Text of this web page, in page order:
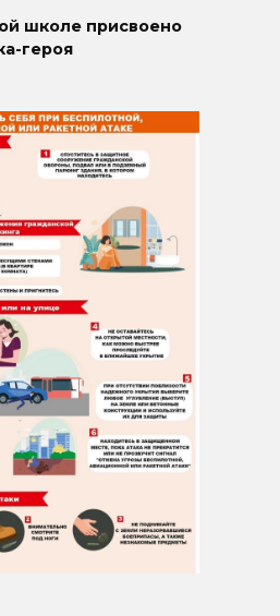
школе присвоено
героя